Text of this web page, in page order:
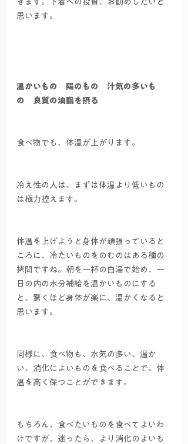
きます。下着への投資、お勧めしたいと
思います。
温かいもの　陽のもの　汁気の多いも
の　良質の油脂を摂る
食べ物でも、体温が上がります。
冷え性の人は、まずは体温より低いもの
は極力控えます。
体温を上げようと身体が頑張っていると
ころに、冷たいものをのむのはある種の
拷問ですね。朝を一杯の白湯で始め、一
日の内の水分補給を温かいものにする
と、驚くほど身体が楽に、温かくなると
思います。
同様に、食べ物も、水気の多い、温か
い、消化によいものを食べることで、体
温を高く保つことができます。
もちろん、食べたいものを食べてよいわ
けですが、迷ったら、より消化のよいも